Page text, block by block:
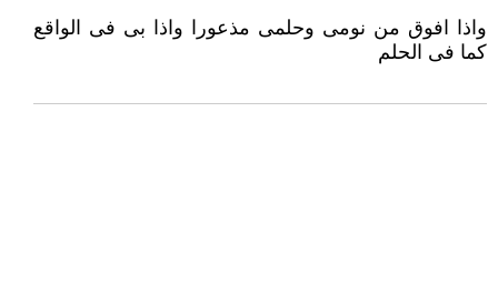
واذا افوق من نومى وحلمى مذعورا واذا بى فى الواقع
كما فى الحلم